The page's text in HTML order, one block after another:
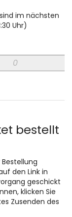
im nächsten
Uhr)
bestellt
den Link in
geschickt
klicken Sie
Zusenden des